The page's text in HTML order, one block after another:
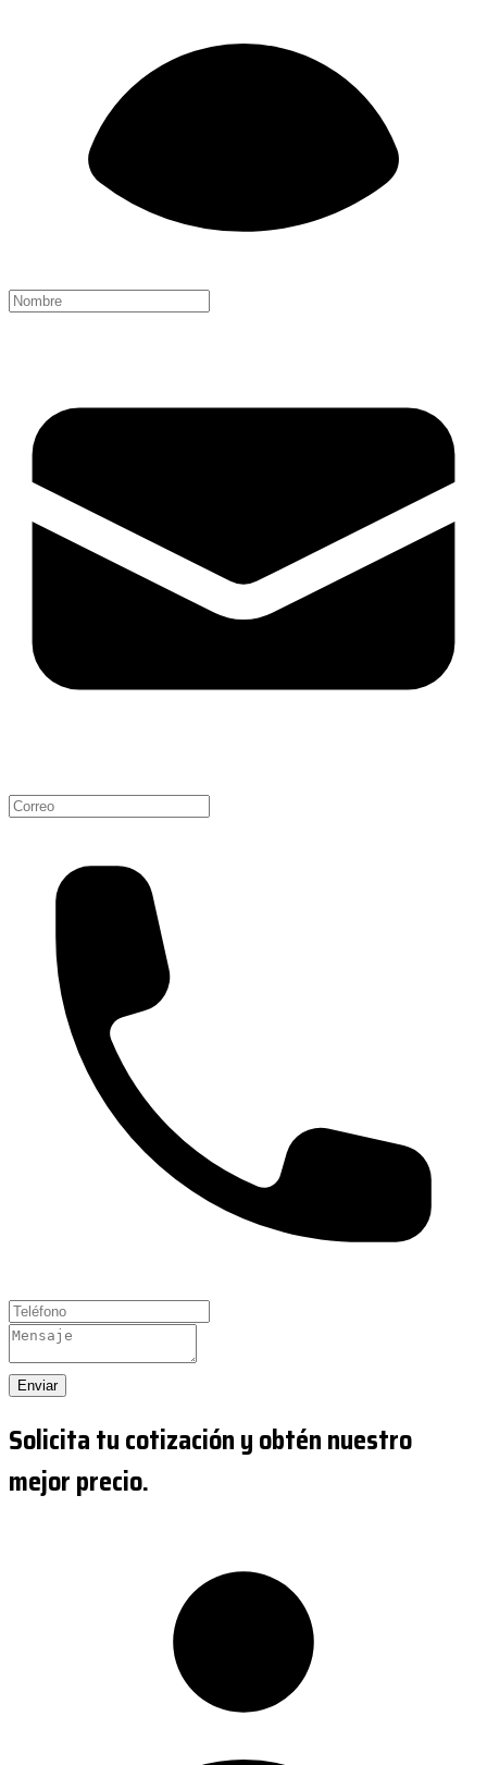
Enviar
Solicita tu cotización y obtén nuestro
mejor precio.